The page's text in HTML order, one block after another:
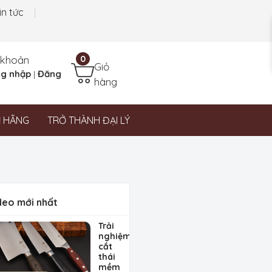
tức
nhập| Đăng
Giỏ
hàng
0
HÃNG TRỞ THÀNH ĐẠI LÝ
mới nhất
Trải
nghiệm
cắt
thái
mềm